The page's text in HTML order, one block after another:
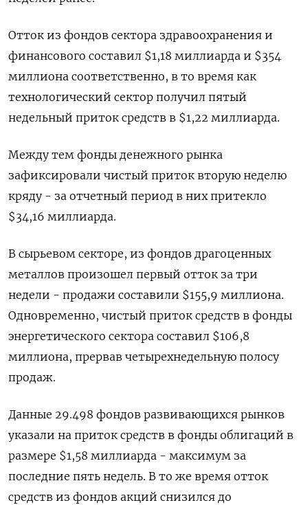
Отток из фондов сектора здравоохранения и
финансового составил $1,18 миллиарда и $354
миллиона соответственно, в то время как
технологический сектор получил пятый
недельный приток средств в $1,22 миллиарда.
Между тем фонды денежного рынка
зафиксировали чистый приток вторую неделю
кряду - за отчетный период в них притекло
$34,16 миллиарда.
В сырьевом секторе, из фондов драгоценных
металлов произошел первый отток за три
недели - продажи составили $155,9 миллиона.
Одновременно, чистый приток средств в фонды
энергетического сектора составил $106,8
миллиона, прервав четырехнедельную полосу
продаж.
Данные 29.498 фондов развивающихся рынков
указали на приток средств в фонды облигаций в
размере $1,58 миллиарда - максимум за
последние пять недель. В то же время отток
средств из фондов акций снизился до